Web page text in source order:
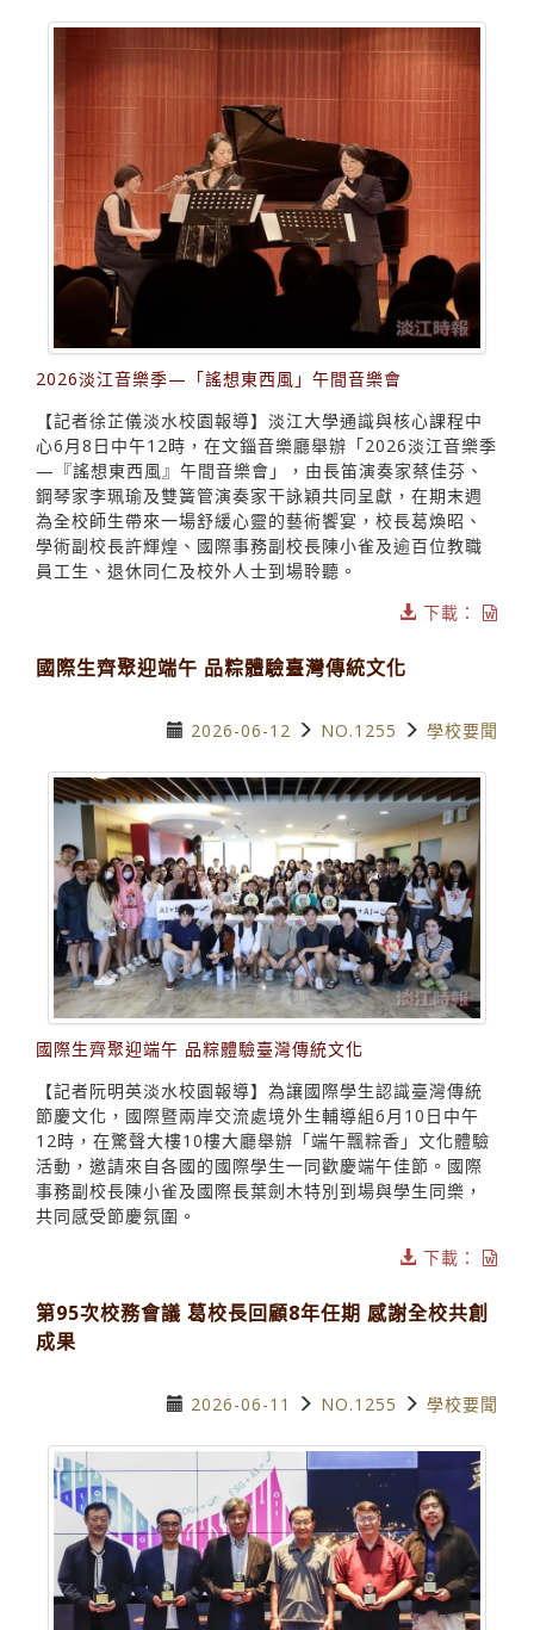
2026淡江音樂季—「謠想東西風」午間音樂會
【記者徐芷儀淡水校園報導】淡江大學通識與核心課程中
心6月8日中午12時，在文錙音樂廳舉辦「2026淡江音樂季
—『謠想東西風』午間音樂會」，由長笛演奏家蔡佳芬、
鋼琴家李珮瑜及雙簧管演奏家干詠穎共同呈獻，在期末週
為全校師生帶來一場舒緩心靈的藝術饗宴，校長葛煥昭、
學術副校長許輝煌、國際事務副校長陳小雀及逾百位教職
員工生、退休同仁及校外人士到場聆聽。
下載：
國際生齊聚迎端午 品粽體驗臺灣傳統文化
2026-06-12 NO.1255 學校要聞
國際生齊聚迎端午 品粽體驗臺灣傳統文化
【記者阮明英淡水校園報導】為讓國際學生認識臺灣傳統
節慶文化，國際暨兩岸交流處境外生輔導組6月10日中午
12時，在驚聲大樓10樓大廳舉辦「端午飄粽香」文化體驗
活動，邀請來自各國的國際學生一同歡慶端午佳節。國際
事務副校長陳小雀及國際長葉劍木特別到場與學生同樂，
共同感受節慶氛圍。
下載：
第95次校務會議 葛校長回顧8年任期 感謝全校共創
成果
2026-06-11 NO.1255 學校要聞